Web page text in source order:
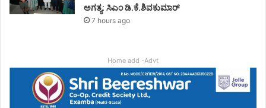
ಅಗತ್ಯ: ಸಿಎಂ ಡಿ.ಕೆ.ಶಿವಕುಮಾರ್
7 hours ago
Home add -Advt